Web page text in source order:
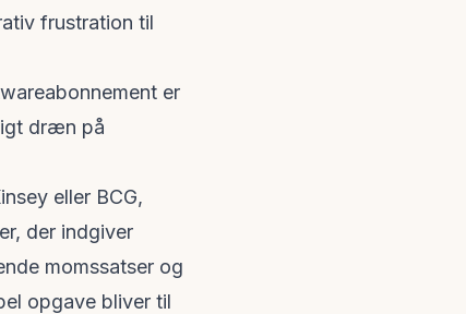
frustration til
er
dræn på
eller BCG,
der indgiver
momssatser og
opgave bliver til